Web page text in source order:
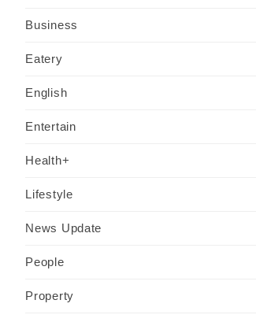
Business
Eatery
English
Entertain
Health+
Lifestyle
News Update
People
Property